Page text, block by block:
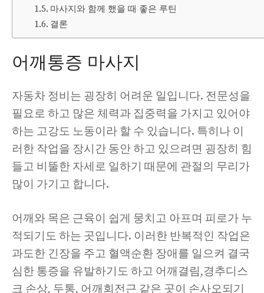
마사지와 함께 했을 때 좋은 루틴
결론
어깨통증 마사지
자동차 정비는 굉장히 어려운 일입니다. 전문성을
필요로 하고 많은 체력과 집중력을 가지고 있어야
하는 고강도 노동이라 할 수 있습니다. 특히나 이
러한 작업을 장시간 동안 하고 있으려면 굉장히 힘
들고 비뚤한 자세로 일하기 때문에 관절의 무리가
많이 가기고 합니다.
어깨와 목은 근육이 쉽게 뭉치고 아프며 피로가 누
적되기도 하는 곳입니다. 이러한 반복적인 작업은
과도한 긴장을 주고 혈액순환 장애를 일으켜 결국
심한 통증을 유발하기도 하고 어깨결림,경추디스
크 손상, 두통, 어깨회전근 같은 곳이 손사오되기